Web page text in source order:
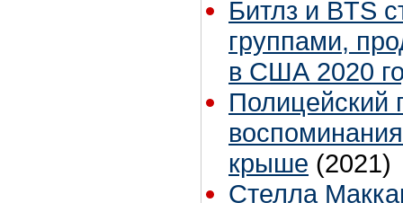
Битлз и BTS
группами,
в США 2020
Полицейский
крыше (2021)
Стелла